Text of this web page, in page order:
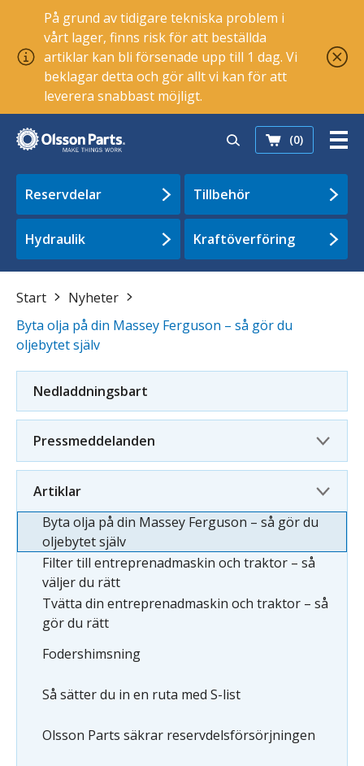
På grund av tidigare tekniska problem i
vårt lager, finns risk för att beställda
artiklar kan bli försenade upp till 1 dag. Vi
beklagar detta och gör allt vi kan för att
leverera snabbast möjligt.
(0)
Reservdelar Tillbehör
Hydraulik Kraftöverföring
Start
Nyheter
Byta olja på din Massey Ferguson – så gör du
oljebytet själv
Nedladdningsbart
Pressmeddelanden
Artiklar
Byta olja på din Massey Ferguson – så gör du
oljebytet själv
Filter till entreprenadmaskin och traktor – så
väljer du rätt
Tvätta din entreprenadmaskin och traktor – så
gör du rätt
Fodershimsning
Så sätter du in en ruta med S-list
Olsson Parts säkrar reservdelsförsörjningen